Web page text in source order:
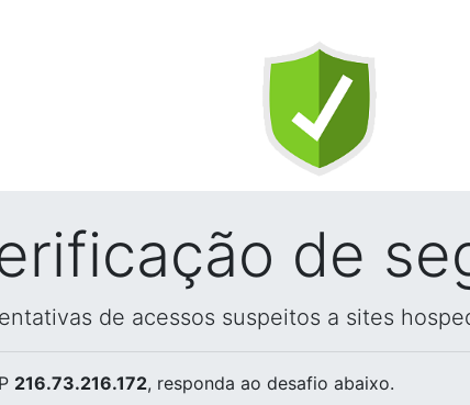
de
de acessos suspeitos a sites
216.73.216.172, responda ao desafio abaixo.